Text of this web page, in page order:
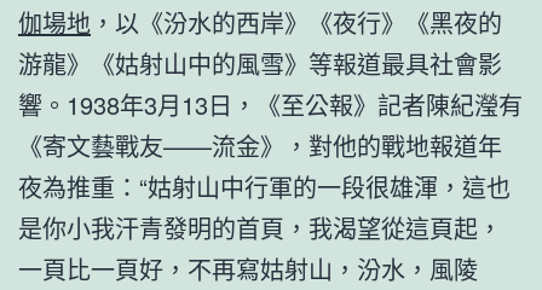
伽場地 ，以《汾水的西岸》《夜行》《黑夜的
游龍》《姑射山中的風雪》等報道最具社會影
響。1938年3月13日，《至公報》記者陳紀瀅有
《寄文藝戰友——流金》，對他的戰地報道年
夜為推重：“姑射山中行軍的一段很雄渾，這也
是你小我汗青發明的首頁，我渴望從這頁起，
一頁比一頁好，不再寫姑射山，汾水，風陵